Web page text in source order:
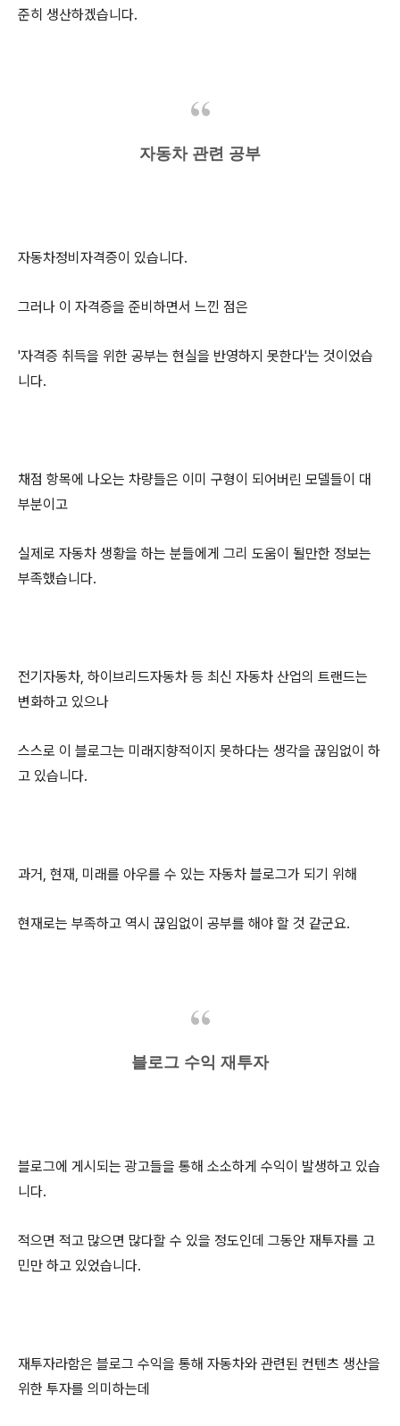
준히 생산하겠습니다.
자동차 관련 공부
자동차정비자격증이 있습니다.
그러나 이 자격증을 준비하면서 느낀 점은
'자격증 취득을 위한 공부는 현실을 반영하지 못한다'는 것이었습
니다.
채점 항목에 나오는 차량들은 이미 구형이 되어버린 모델들이 대
부분이고
실제로 자동차 생황을 하는 분들에게 그리 도움이 될만한 정보는
부족했습니다.
전기자동차, 하이브리드자동차 등 최신 자동차 산업의 트랜드는
변화하고 있으나
스스로 이 블로그는 미래지향적이지 못하다는 생각을 끊임없이 하
고 있습니다.
과거, 현재, 미래를 아우를 수 있는 자동차 블로그가 되기 위해
현재로는 부족하고 역시 끊임없이 공부를 해야 할 것 같군요.
블로그 수익 재투자
블로그에 게시되는 광고들을 통해 소소하게 수익이 발생하고 있습
니다.
적으면 적고 많으면 많다할 수 있을 정도인데 그동안 재투자를 고
민만 하고 있었습니다.
재투자라함은 블로그 수익을 통해 자동차와 관련된 컨텐츠 생산을
위한 투자를 의미하는데